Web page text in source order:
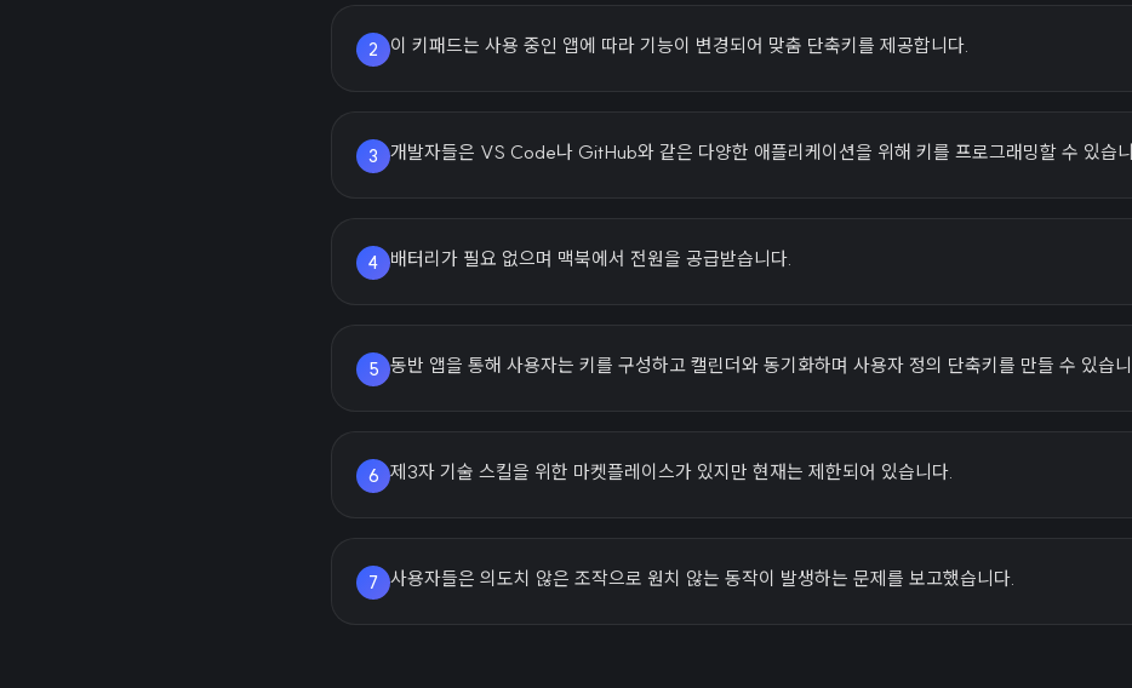
2 이 키패드는 사용 중인 앱에 따라 기능이 변경되어 맞춤 단축키를 제공합니다.
3 개발자들은 VS Code나 GitHub와 같은 다양한 애플리케이션을 위해 키를 프로그래밍할 수 있습
4 배터리가 필요 없으며 맥북에서 전원을 공급받습니다.
5 동반 앱을 통해 사용자는 키를 구성하고 캘린더와 동기화하며 사용자 정의 단축키를 만들 수 있습
6 제3자 기술 스킬을 위한 마켓플레이스가 있지만 현재는 제한되어 있습니다.
7 사용자들은 의도치 않은 조작으로 원치 않는 동작이 발생하는 문제를 보고했습니다.